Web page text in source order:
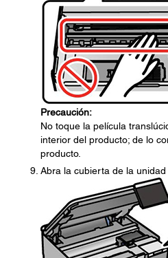
Precaución:
No toque la película
interior del producto; de lo
producto.
Abra la cubierta de la unidad